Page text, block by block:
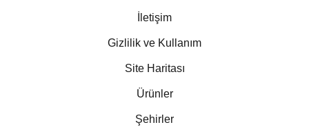
İletişim
Gizlilik ve Kullanım
Site Haritası
Ürünler
Şehirler